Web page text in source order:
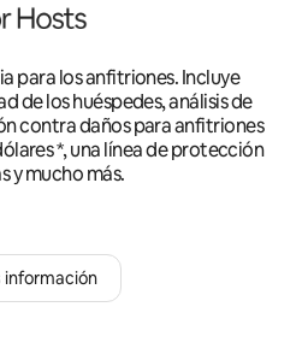
para los anfitriones. Incluye
de los huéspedes, análisis de
contra daños para anfitriones
*, una línea de protección
y mucho más.
información